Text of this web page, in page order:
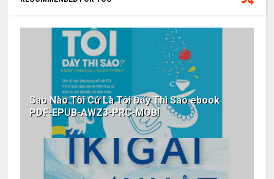
Sao Nào Tôi Cứ Là Tôi Đấy Thì Sao ebook
PDF-EPUB-AWZ3-PRC-MOBI